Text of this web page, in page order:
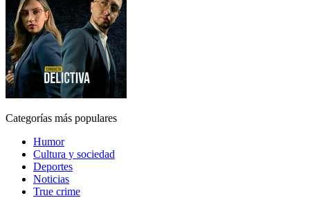
Categorías más populares
Humor
Cultura y sociedad
Deportes
Noticias
True crime